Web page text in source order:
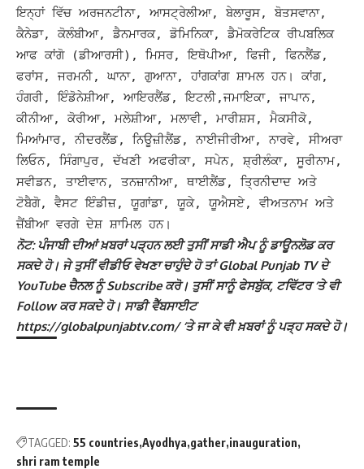
ਇਨ੍ਹਾਂ ਵਿੱਚ ਅਰਜਨਟੀਨਾ, ਆਸਟ੍ਰੇਲੀਆ, ਬੇਲਾਰੂਸ, ਬੋਤਸਵਾਨਾ,
ਕੈਨੇਡਾ, ਕੋਲੰਬੀਆ, ਡੈਨਮਾਰਕ, ਡੋਮਿਨਿਕਾ, ਡੈਮੋਕਰੇਟਿਕ ਰੀਪਬਲਿਕ
ਆਫ ਕਾਂਗੋ (ਡੀਆਰਸੀ), ਮਿਸਰ, ਇਥੋਪੀਆ, ਫਿਜੀ, ਫਿਨਲੈਂਡ,
ਫਰਾਂਸ, ਜਰਮਨੀ, ਘਾਨਾ, ਗੁਆਨਾ, ਹਾਂਗਕਾਂਗ ਸ਼ਾਮਲ ਹਨ। ਕਾਂਗ,
ਹੰਗਰੀ, ਇੰਡੋਨੇਸ਼ੀਆ, ਆਇਰਲੈਂਡ, ਇਟਲੀ,ਜਮਾਇਕਾ, ਜਾਪਾਨ,
ਕੀਨੀਆ, ਕੋਰੀਆ, ਮਲੇਸ਼ੀਆ, ਮਲਾਵੀ, ਮਾਰੀਸ਼ਸ, ਮੈਕਸੀਕੋ,
ਮਿਆਂਮਾਰ, ਨੀਦਰਲੈਂਡ, ਨਿਊਜ਼ੀਲੈਂਡ, ਨਾਈਜੀਰੀਆ, ਨਾਰਵੇ, ਸੀਅਰਾ
ਲਿਓਨ, ਸਿੰਗਾਪੁਰ, ਦੱਖਣੀ ਅਫਰੀਕਾ, ਸਪੇਨ, ਸ਼੍ਰੀਲੰਕਾ, ਸੂਰੀਨਾਮ,
ਸਵੀਡਨ, ਤਾਈਵਾਨ, ਤਨਜ਼ਾਨੀਆ, ਥਾਈਲੈਂਡ, ਤ੍ਰਿਨੀਦਾਦ ਅਤੇ
ਟੋਬੈਗੋ, ਵੈਸਟ ਇੰਡੀਜ਼, ਯੂਗਾਂਡਾ, ਯੂਕੇ, ਯੂਐਸਏ, ਵੀਅਤਨਾਮ ਅਤੇ
ਜ਼ੈਂਬੀਆ ਵਰਗੇ ਦੇਸ਼ ਸ਼ਾਮਿਲ ਹਨ।
ਨੋਟ: ਪੰਜਾਬੀ ਦੀਆਂ ਖ਼ਬਰਾਂ ਪੜ੍ਹਨ ਲਈ ਤੁਸੀਂ ਸਾਡੀ ਐਪ ਨੂੰ ਡਾਊਨਲੋਡ ਕਰ
ਸਕਦੇ ਹੋ। ਜੇ ਤੁਸੀਂ ਵੀਡੀਓ ਵੇਖਣਾ ਚਾਹੁੰਦੇ ਹੋ ਤਾਂ Global Punjab TV ਦੇ
YouTube ਚੈਨਲ ਨੂੰ Subscribe ਕਰੋ। ਤੁਸੀਂ ਸਾਨੂੰ ਫੇਸਬੁੱਕ, ਟਵਿੱਟਰ ‘ਤੇ ਵੀ
Follow ਕਰ ਸਕਦੇ ਹੋ। ਸਾਡੀ ਵੈੱਬਸਾਈਟ
https://globalpunjabtv.com/ ‘ਤੇ ਜਾ ਕੇ ਵੀ ਖ਼ਬਰਾਂ ਨੂੰ ਪੜ੍ਹ ਸਕਦੇ ਹੋ।
TAGGED: 55 countries Ayodhya gather inauguration
shri ram temple